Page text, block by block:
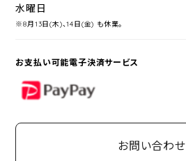
水曜日
※8月13日(木)、14日(金) も休業。
お支払い可能電子決済サービス
PayPay
お問い合わせ